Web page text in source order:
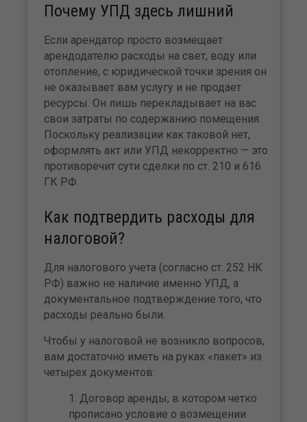
Почему УПД здесь лишний
Если арендатор просто возмещает
арендодателю расходы на свет, воду или
отопление, с юридической точки зрения он
не оказывает вам услугу и не продает
ресурсы. Он лишь перекладывает на вас
свои затраты по содержанию помещения.
Поскольку реализации как таковой нет,
оформлять акт или УПД некорректно — это
противоречит сути сделки по ст. 210 и 616
ГК РФ.
Как подтвердить расходы для
налоговой?
Для налогового учета (согласно ст. 252 НК
РФ) важно не наличие именно УПД, а
документальное подтверждение того, что
расходы реально были.
Чтобы у налоговой не возникло вопросов,
вам достаточно иметь на руках «пакет» из
четырех документов:
Договор аренды, в котором четко
прописано условие о возмещении